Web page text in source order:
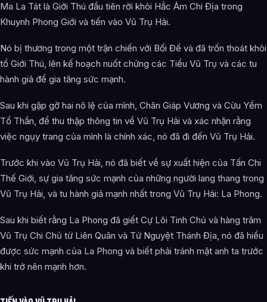
Ma La Tát là Giới Thú đầu tiên rời khỏi Hắc Ám Chi Địa trong
Khuynh Phong Giới và tiến vào Vũ Trụ Hải.
Nó bị thương trong một trận chiến với Bối Đế và đã trốn thoát khỏi
tổ Giới Thú, lên kế hoạch nuốt chửng các Tiểu Vũ Trụ và các tu
hành giả để gia tăng sức mạnh.
Sau khi gặp gỡ hai nô lệ của mình, Chân Giáp Vương và Cừu Yểm
Tổ Thần, để thu thập thông tin về Vũ Trụ Hải và xác nhận rằng
việc ngụy trang của mình là chính xác, nó đã đi đến Vũ Trụ Hải.
Trước khi vào Vũ Trụ Hải, nó đã biết về sự xuất hiện của Tấn Chi
Thế Giới, sự gia tăng sức mạnh của những người lang thang trong
Vũ Trụ Hải, và tu hành giả mạnh nhất trong Vũ Trụ Hải: La Phong.
Sau khi biết rằng La Phong đã giết Cự Lôi Tinh Chủ và hàng trăm
Vũ Trụ Chi Chủ từ Liên Quân và Tử Nguyệt Thánh Địa, nó đã hiểu
được sức mạnh của La Phong và biết phải tránh mặt anh ta trước
khi trở nên mạnh hơn.